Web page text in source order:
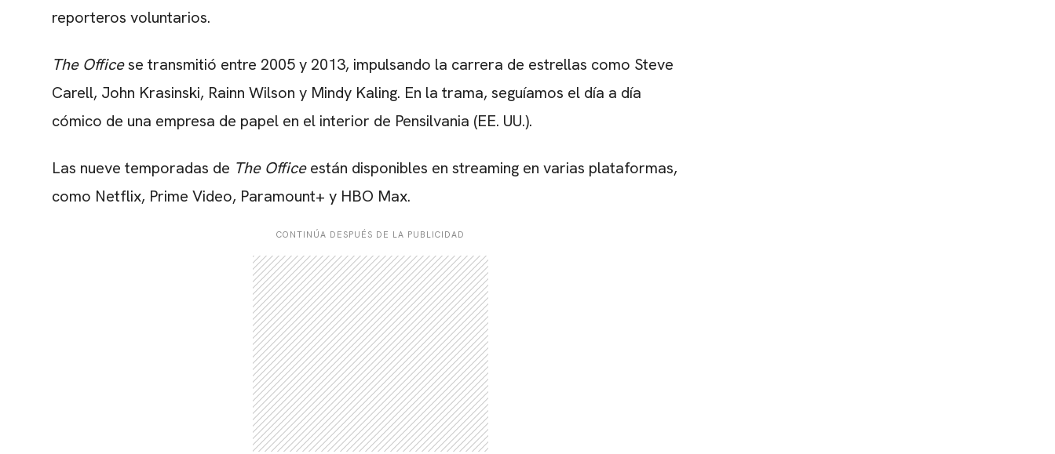
reporteros voluntarios.
The Officese transmitió entre 2005 y 2013, impulsando la carrera de estrellas como Steve
Carell, John Krasinski, Rainn Wilson y Mindy Kaling. En la trama, seguíamos el día a día
cómico de una empresa de papel en el interior de Pensilvania (EE. UU.).
Las nueve temporadas de The Officeestán disponibles en streaming en varias plataformas,
como Netflix, Prime Video, Paramount+ y HBO Max.
CONTINÚA DESPUÉS DE LA PUBLICIDAD